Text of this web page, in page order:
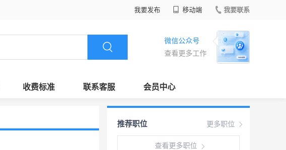
我要发布 移动端 我要联系
微信公众号
查看更多工作
收费标准 联系客服 会员中心
更多职位
推荐职位
查看更多职位